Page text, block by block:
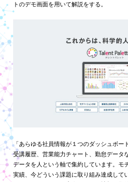
トのデモ画面を用いて解説をする。
「あらゆる社員情報が１つのダッシュボー
受講履歴、営業能力チャート、勤怠データ
データを人という軸で集約しています。モ
実績、今どういう課題に取り組み達成して